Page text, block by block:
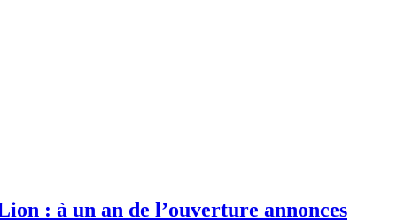
: à un an de l’ouverture annonces